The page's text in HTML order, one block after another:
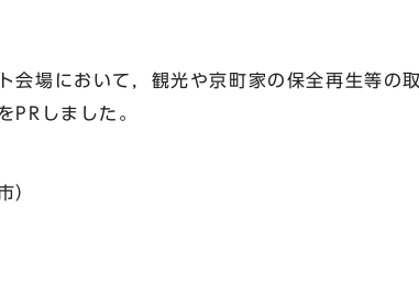
場において，観光や京町家の保全再生等の
PRしました。
）